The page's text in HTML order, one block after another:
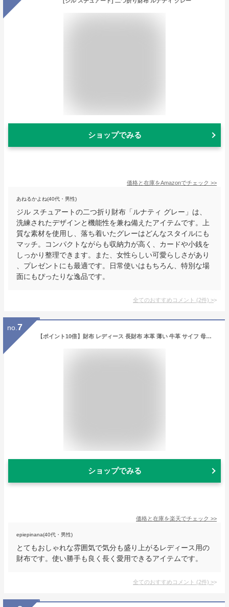
ショップでみる
価格と在庫をAmazonでチェック >>
あねるかよね(40代・男性)
ジル スチュアートの二つ折り財布「ルナティ グレー」は、
洗練されたデザインと機能性を兼ね備えたアイテムです。上
質な素材を使用し、落ち着いたグレーはどんなスタイルにも
マッチ。コンパクトながらも収納力が高く、カードや小銭を
しっかり整理できます。また、女性らしい可愛らしさがあり
、プレゼントにも最適です。日常使いはもちろん、特別な場
面にもぴったりな逸品です。
全てのおすすめコメント (2件) >
no. 7
【ポイント10倍】財布 レディース 長財布 本革 薄い 牛革 サイフ 母の日 プレゼント 長サイフ お祝い 誕生日【 花柄 本革財布 軽い 薄い 上品 清楚 】 おしゃれ レザー 送料無料 esl-w32-65
ショップでみる
価格と在庫を楽天でチェック >>
epiepinana(40代・男性)
とてもおしゃれな雰囲気で気分も盛り上がるレディース用の
財布です。使い勝手も良く長く愛用できるアイテムです。
全てのおすすめコメント (2件) >